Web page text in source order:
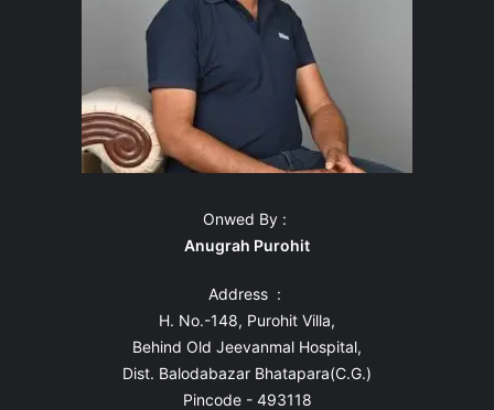
Onwed By :
Anugrah Purohit
Address :
H. No.-148, Purohit Villa,
Behind Old Jeevanmal Hospital,
Dist. Balodabazar Bhatapara(C.G.)
Pincode - 493118